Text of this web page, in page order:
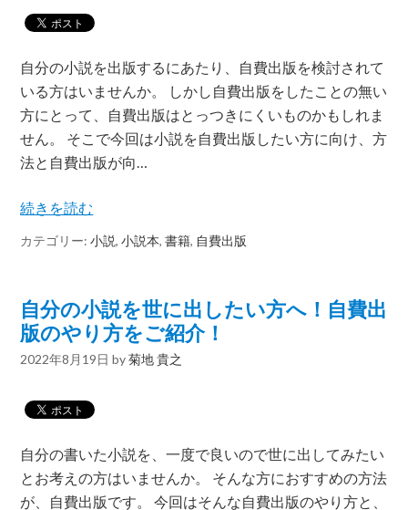
自分の小説を出版するにあたり、自費出版を検討されて
いる方はいませんか。 しかし自費出版をしたことの無い
方にとって、自費出版はとっつきにくいものかもしれま
せん。 そこで今回は小説を自費出版したい方に向け、方
法と自費出版が向…
続きを読む
カテゴリー:小説,小説本,書籍, 自費出版
自分の小説を世に出したい方へ！自費出
版のやり方をご紹介！
2022年8月19日 by菊地 貴之
自分の書いた小説を、一度で良いので世に出してみたい
とお考えの方はいませんか。 そんな方におすすめの方法
が、自費出版です。 今回はそんな自費出版のやり方と、